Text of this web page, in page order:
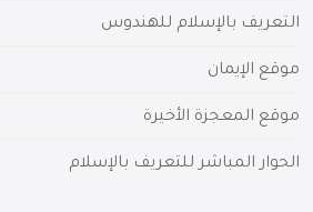
التعريف بالإسلام للهندوس
موقع الإيمان
موقع المعجزة الأخيرة
الحوار المباشر للتعريف بالإسلام